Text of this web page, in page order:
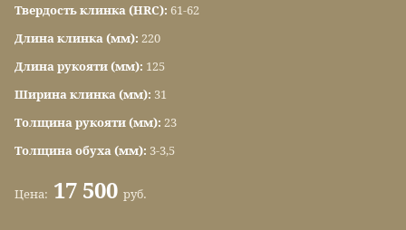
Твердость клинка (HRC): 61-62
Длина клинка (мм): 220
Длина рукояти (мм): 125
Ширина клинка (мм): 31
Толщина рукояти (мм): 23
Толщина обуха (мм): 3-3,5
Цена: 17 500 руб.